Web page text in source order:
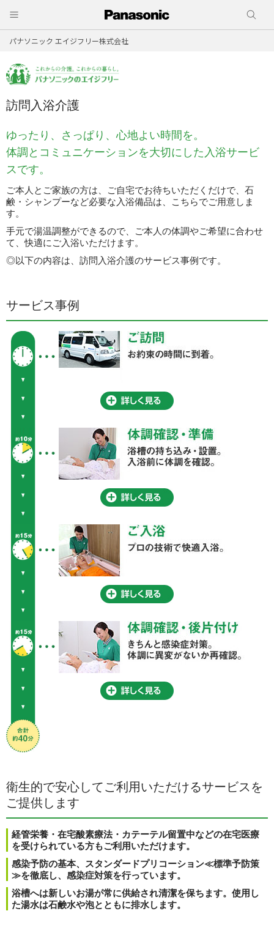
パナソニック エイジフリー株式会社
訪問入浴介護
ゆったり、さっぱり、心地よい時間を。
体調とコミュニケーションを大切にした入浴サービ
スです。
ご本人とご家族の方は、ご自宅でお待ちいただくだけで、石
鹸・シャンプーなど必要な入浴備品は、こちらでご用意しま
す。
手元で湯温調整ができるので、ご本人の体調やご希望に合わせ
て、快適にご入浴いただけます。
◎以下の内容は、訪問入浴介護のサービス事例です。
サービス事例
衛生的で安心してご利用いただけるサービスを
ご提供します
経管栄養・在宅酸素療法・カテーテル留置中などの在宅医療
を受けられている方もご利用いただけます。
感染予防の基本、スタンダードプリコーション≪標準予防策
≫を徹底し、感染症対策を行っています。
浴槽へは新しいお湯が常に供給され清潔を保ちます。使用し
た湯水は石鹸水や泡とともに排水します。